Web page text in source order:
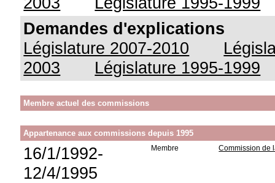
Demandes d'explications
Législature 2007-2010
2003
Législature 1995-1999
Membre actuel des commissions
Appartenance aux commissions depuis 1995
16/1/1992-
12/4/1995
Membre Commission de